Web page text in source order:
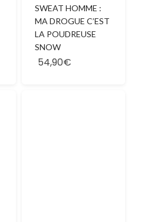
SWEAT HOMME :
MA DROGUE C’EST
LA POUDREUSE
SNOW
54,90€